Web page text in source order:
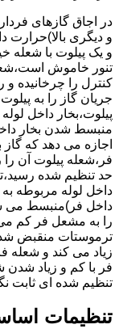
در اجاق گازهای
و دیگری
و یک پیلوت با شعله
تنور خاموش
کنترل را چرخانیده
جریان گاز را به
پیلوت،بخار داخل
منبسط شدن بخار
اجازه می دهد که
فر،شعله پیلوت آن
حد تنظیم شده
داخل لوله مربوطه
داخل فر)منبسط می
را به مشعل فر کم می
ترموستات منقبض
زیاد می کند و شعله
فر با کم و زیاد
تنظیم شده ای ثابت
تنظیمات